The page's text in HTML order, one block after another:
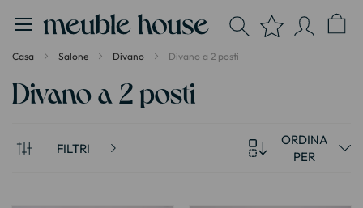
Casa Salone Divano Divano a 2 posti
Divano a 2 posti
FILTRI
ORDINA
PER